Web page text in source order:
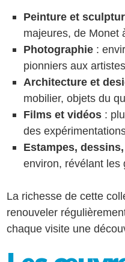
Peinture et
majeures, de Monet
Photographie:
pionniers aux
Architecture et
mobilier, objets du
Films et vidéos:
des
Estampes,
environ, révélant les
La richesse de cette
renouveler
chaque visite une